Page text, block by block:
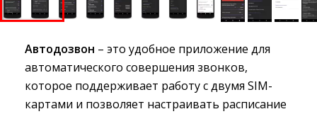
Автодозвон – это удобное приложение для
автоматического совершения звонков,
которое поддерживает работу с двумя SIM-
картами и позволяет настраивать расписание